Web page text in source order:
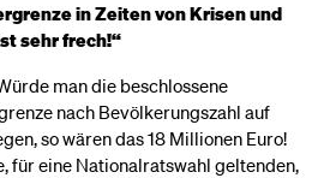
in Zeiten von Krisen und
sehr frech!“
man die beschlossene
nach Bevölkerungszahl auf
so wären das 18 Millionen Euro!
für eine Nationalratswahl geltenden,